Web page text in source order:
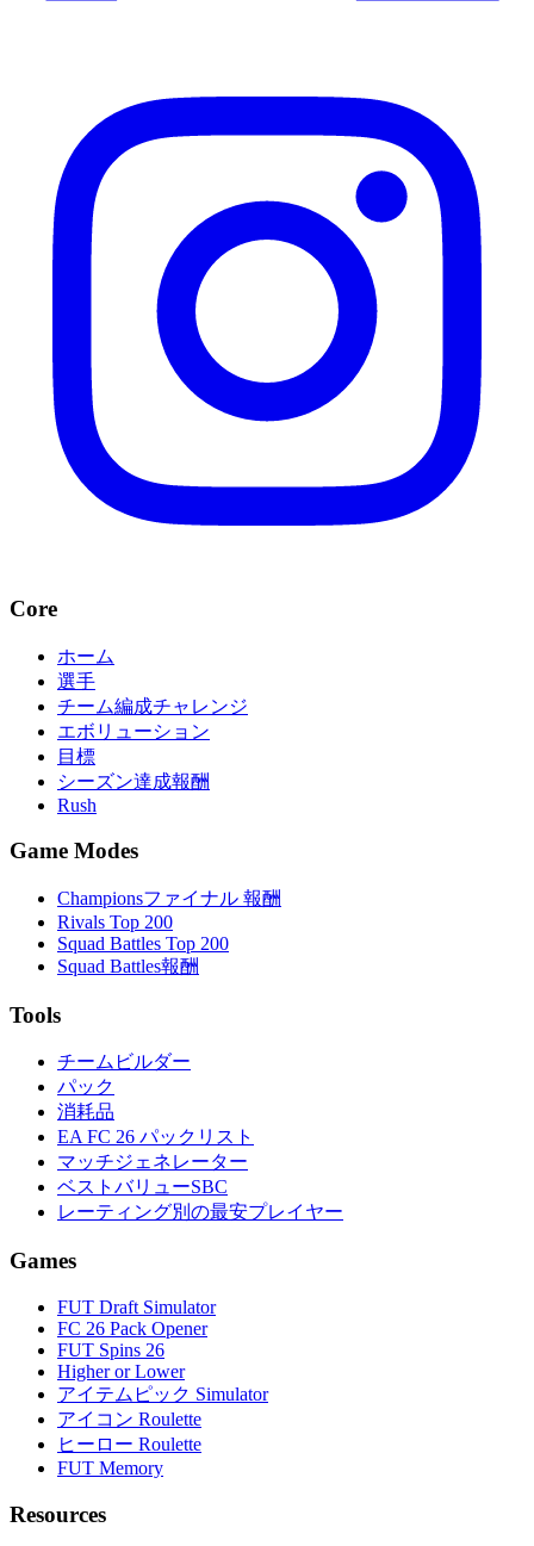
Core
ホーム
選手
チーム編成チャレンジ
エボリューション
目標
シーズン達成報酬
Rush
Game Modes
Championsファイナル 報酬
Rivals Top 200
Squad Battles Top 200
Squad Battles報酬
Tools
チームビルダー
パック
消耗品
EA FC 26 パックリスト
マッチジェネレーター
ベストバリューSBC
レーティング別の最安プレイヤー
Games
FUT Draft Simulator
FC 26 Pack Opener
FUT Spins 26
Higher or Lower
アイテムピック Simulator
アイコン Roulette
ヒーロー Roulette
FUT Memory
Resources